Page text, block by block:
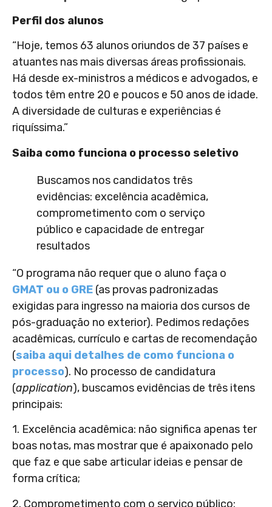
Perfil dos alunos
“Hoje, temos 63 alunos oriundos de 37 países e
atuantes nas mais diversas áreas profissionais.
Há desde ex-ministros a médicos e advogados, e
todos têm entre 20 e poucos e 50 anos de idade.
A diversidade de culturas e experiências é
riquíssima.”
Saiba como funciona o processo seletivo
Buscamos nos candidatos três
evidências: excelência acadêmica,
comprometimento com o serviço
público e capacidade de entregar
resultados
“O programa não requer que o aluno faça o
GMAT ou o GRE (as provas padronizadas
exigidas para ingresso na maioria dos cursos de
pós-graduação no exterior). Pedimos redações
acadêmicas, currículo e cartas de recomendação
(saiba aqui detalhes de como funciona o
processo). No processo de candidatura
(application), buscamos evidências de três itens
principais:
1. Excelência acadêmica: não significa apenas ter
boas notas, mas mostrar que é apaixonado pelo
que faz e que sabe articular ideias e pensar de
forma crítica;
2. Comprometimento com o serviço público: